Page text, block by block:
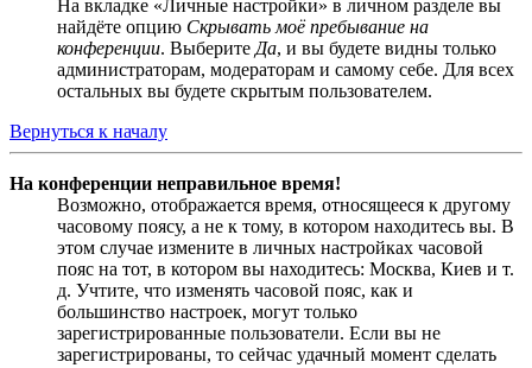
На вкладке «Личные настройки» в личном разделе вы
найдёте опцию Скрывать моё пребывание на
конференции. Выберите Да, и вы будете видны только
администраторам, модераторам и самому себе. Для всех
остальных вы будете скрытым пользователем.
Вернуться к началу
На конференции неправильное время!
Возможно, отображается время, относящееся к другому
часовому поясу, а не к тому, в котором находитесь вы. В
этом случае измените в личных настройках часовой
пояс на тот, в котором вы находитесь: Москва, Киев и т.
д. Учтите, что изменять часовой пояс, как и
большинство настроек, могут только
зарегистрированные пользователи. Если вы не
зарегистрированы, то сейчас удачный момент сделать